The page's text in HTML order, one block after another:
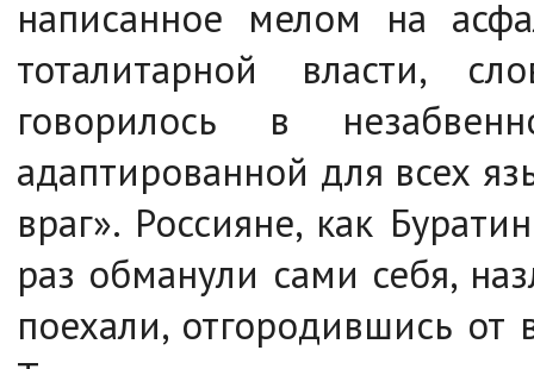
написанное мелом на
тоталитарной власти,
говорилось в
адаптированной для всех
враг». Россияне, как
раз обманули сами себя,
поехали, отгородившись от